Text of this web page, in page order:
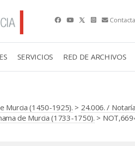
SERVICIOS RED DE ARCHIVOS
Murcia (1450-1925). > 24.006. /
de Murcia (1733-1750). >